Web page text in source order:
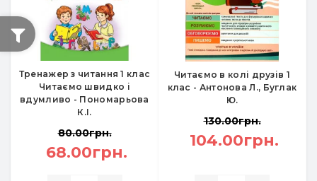
Тренажер з читання 1 клас
Читаємо швидко і
вдумливо - Пономарьова
К.І.
80.00грн.
68.00грн.
Читаємо в колі друзів 1
клас - Антонова Л., Буглак
Ю.
130.00грн.
104.00грн.